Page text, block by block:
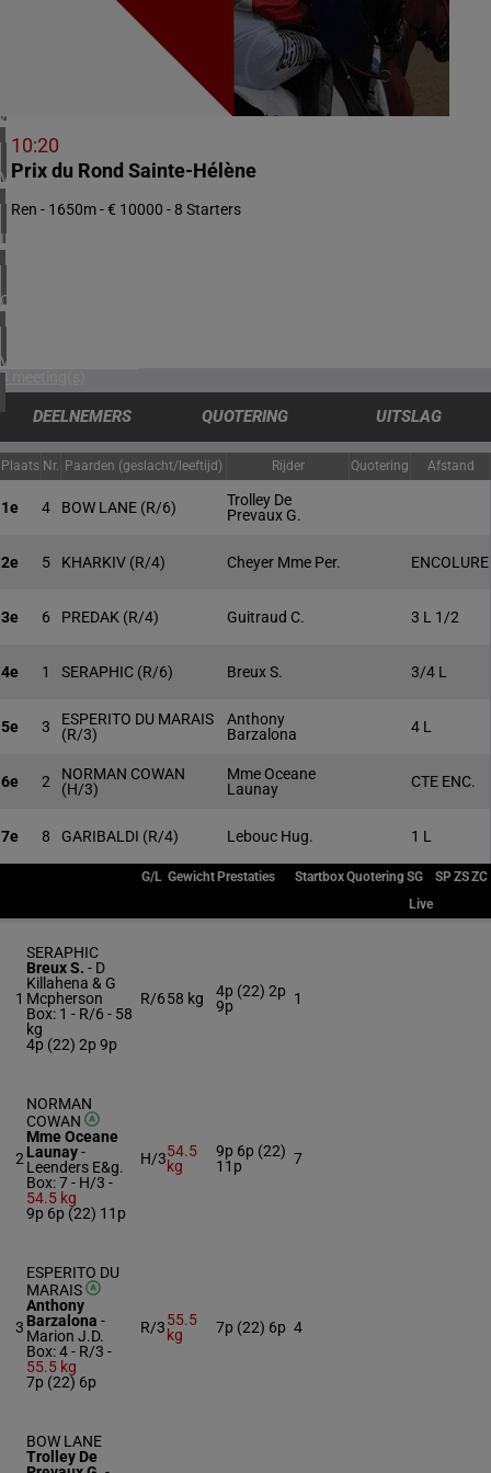
ZUID-AFRIKA
1 meeting(s)
VERENIGD KONINKRIJK
5 meeting(s)
IERLAND
1 meeting(s)
CHILI
1 meeting(s)
VERENIGDE STATEN
4 meeting(s)
10:20
Prix du Rond Sainte-Hélène
Ren - 1650m - € 10000 - 8 Starters
DEELNEMERS QUOTERING UITSLAG
Plaats Nr. Paarden (geslacht/leeftijd) Rijder Quotering Afstand
1e 4 BOW LANE (R/6)
Trolley De
Prevaux G.
2e 5 KHARKIV (R/4) Cheyer Mme Per. ENCOLURE
3e 6 PREDAK (R/4) Guitraud C. 3 L 1/2
4e 1 SERAPHIC (R/6) Breux S. 3/4 L
5e 3
ESPERITO DU MARAIS
(R/3)
Anthony
Barzalona
4 L
6e 2
NORMAN COWAN
(H/3)
Mme Oceane
Launay
CTE ENC.
7e 8 GARIBALDI (R/4) Lebouc Hug. 1 L
G/L Gewicht Prestaties StartboxQuoteringSG SPZSZC
Live
1
SERAPHIC
Breux S. - D
Killahena & G
Mcpherson
Box: 1 - R/6 - 58
kg
4p (22) 2p 9p
R/658 kg
4p (22) 2p
9p
1
2
NORMAN
COWAN
Mme Oceane
Launay-
Leenders E&g.
Box: 7 - H/3 -
54.5 kg
9p 6p (22) 11p
H/354.5
kg
9p 6p (22)
11p
7
3
ESPERITO DU
MARAIS
Anthony
Barzalona -
Marion J.D.
Box: 4 - R/3 -
55.5 kg
7p (22) 6p
R/355.5
kg
7p (22) 6p 4
BOW LANE
Trolley De